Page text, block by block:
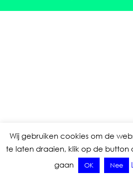
Wij gebruiken cookies om de
te laten draaien, klik op de button
gaan
OK Nee